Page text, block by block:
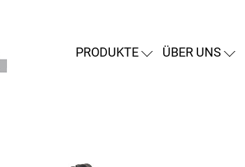
PRODUKTE ÜBER UNS